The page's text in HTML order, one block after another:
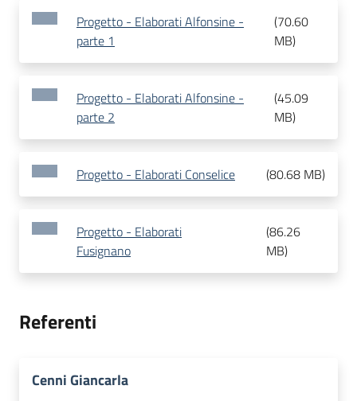
Progetto - Elaborati Alfonsine -
parte 1
(70.60
MB)
Progetto - Elaborati Alfonsine -
parte 2
(45.09
MB)
Progetto - Elaborati Conselice (80.68 MB)
Progetto - Elaborati
Fusignano
(86.26
MB)
Referenti
Cenni Giancarla